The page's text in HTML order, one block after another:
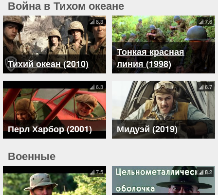
Война в Тихом океане
Тихий океан (2010)
8.3
Тонкая красная
линия (1998)
7.6
Перл Харбор (2001)
6.3
Мидуэй (2019)
6.7
Военные
7.5 8.2